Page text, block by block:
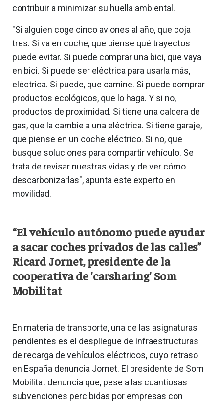
contribuir a minimizar su huella ambiental.
"Si alguien coge cinco aviones al año, que coja
tres. Si va en coche, que piense qué trayectos
puede evitar. Si puede comprar una bici, que vaya
en bici. Si puede ser eléctrica para usarla más,
eléctrica. Si puede, que camine. Si puede comprar
productos ecológicos, que lo haga. Y si no,
productos de proximidad. Si tiene una caldera de
gas, que la cambie a una eléctrica. Si tiene garaje,
que piense en un coche eléctrico. Si no, que
busque soluciones para compartir vehículo. Se
trata de revisar nuestras vidas y de ver cómo
descarbonizarlas", apunta este experto en
movilidad.
“El vehículo autónomo puede ayudar
a sacar coches privados de las calles”
Ricard Jornet, presidente de la
cooperativa de 'carsharing' Som
Mobilitat
En materia de transporte, una de las asignaturas
pendientes es el despliegue de infraestructuras
de recarga de vehículos eléctricos, cuyo retraso
en España denuncia Jornet. El presidente de Som
Mobilitat denuncia que, pese a las cuantiosas
subvenciones percibidas por empresas con